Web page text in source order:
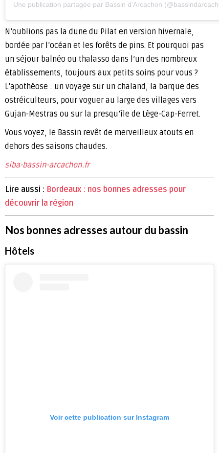
Une publication partagée par Bassin d’Arcachon
N’oublions pas la dune du Pilat en version hivernale,
bordée par l’océan et les forêts de pins. Et pourquoi pas
un séjour balnéo ou thalasso dans l’un des nombreux
établissements, toujours aux petits soins pour vous ?
L’apothéose : un voyage sur un chaland, la barque des
ostréiculteurs, pour voguer au large des villages vers
Gujan-Mestras ou sur la presqu’île de Lège-Cap-Ferret.
Vous voyez, le Bassin revêt de merveilleux atouts en
dehors des saisons chaudes.
siba-bassin-arcachon.fr
Lire aussi : Bordeaux : nos bonnes adresses pour
découvrir la région
Nos bonnes adresses autour du bassin
Hôtels
Voir cette publication sur Instagram